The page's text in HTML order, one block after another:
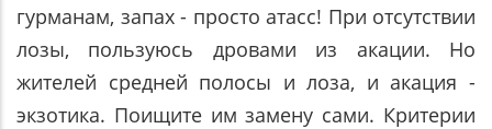
гурманам, запах - просто атасс! При отсутствии
лозы, пользуюсь дровами из акации. Но
жителей средней полосы и лоза, и акация -
экзотика. Поищите им замену сами. Критерии